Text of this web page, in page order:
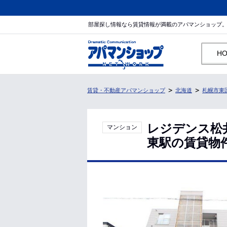
部屋探し情報なら賃貸情報が満載のアパマンショップ
賃貸・不動産アパマンショップ 北海道 札幌市東
マンション
レジデンス松
東駅の賃貸物